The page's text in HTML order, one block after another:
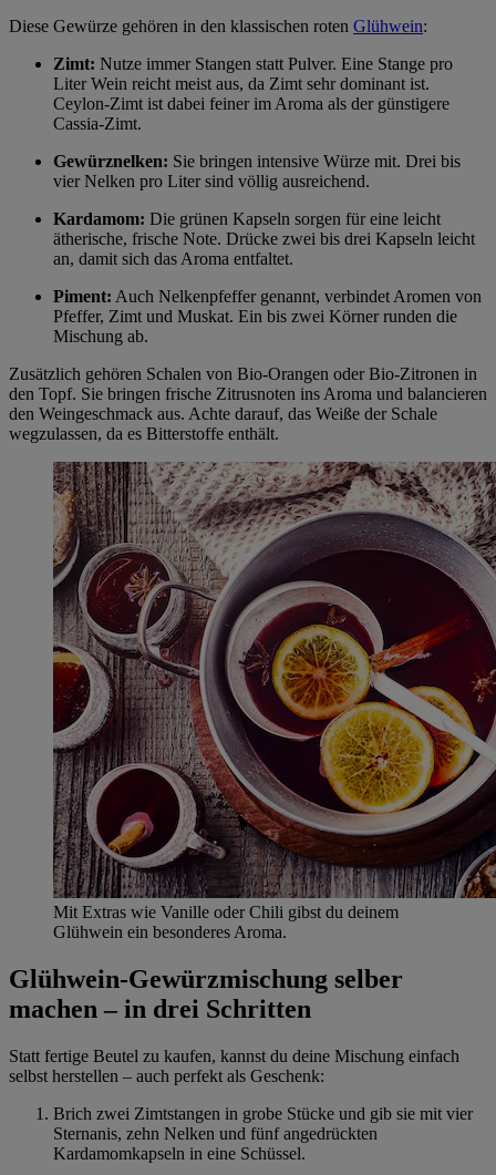
Diese Gewürze gehören in den klassischen roten Glühwein:
Zimt: Nutze immer Stangen statt Pulver. Eine Stange pro
Liter Wein reicht meist aus, da Zimt sehr dominant ist.
Ceylon-Zimt ist dabei feiner im Aroma als der günstigere
Cassia-Zimt.
Gewürznelken: Sie bringen intensive Würze mit. Drei bis
vier Nelken pro Liter sind völlig ausreichend.
Kardamom: Die grünen Kapseln sorgen für eine leicht
ätherische, frische Note. Drücke zwei bis drei Kapseln leicht
an, damit sich das Aroma entfaltet.
Piment: Auch Nelkenpfeffer genannt, verbindet Aromen von
Pfeffer, Zimt und Muskat. Ein bis zwei Körner runden die
Mischung ab.
Zusätzlich gehören Schalen von Bio-Orangen oder Bio-Zitronen in
den Topf. Sie bringen frische Zitrusnoten ins Aroma und balancieren
den Weingeschmack aus. Achte darauf, das Weiße der Schale
wegzulassen, da es Bitterstoffe enthält.
Mit Extras wie Vanille oder Chili gibst du deinem
Glühwein ein besonderes Aroma.
Glühwein-Gewürzmischung selber
machen – in drei Schritten
Statt fertige Beutel zu kaufen, kannst du deine Mischung einfach
selbst herstellen – auch perfekt als Geschenk:
Brich zwei Zimtstangen in grobe Stücke und gib sie mit vier
Sternanis, zehn Nelken und fünf angedrückten
Kardamomkapseln in eine Schüssel.